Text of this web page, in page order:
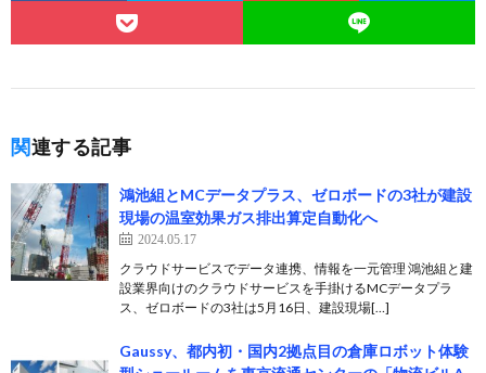
関連する記事
鴻池組とMCデータプラス、ゼロボードの3社が建設
現場の温室効果ガス排出算定自動化へ
2024.05.17
クラウドサービスでデータ連携、情報を一元管理 鴻池組と建
設業界向けのクラウドサービスを手掛けるMCデータプラ
ス、ゼロボードの3社は5月16日、建設現場[…]
Gaussy、都内初・国内2拠点目の倉庫ロボット体験